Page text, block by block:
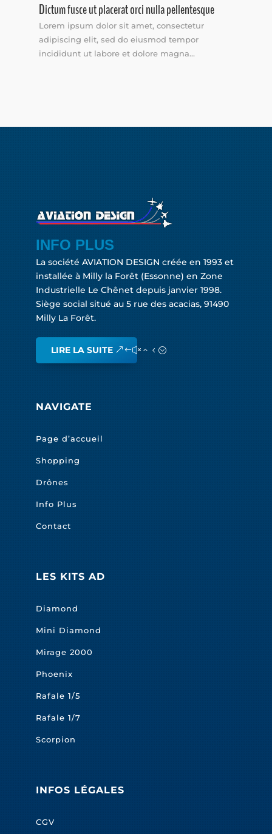
Dictum fusce ut placerat orci nulla pellentesque
Lorem ipsum dolor sit amet, consectetur
adipiscing elit, sed do eiusmod tempor
incididunt ut labore et dolore magna...
INFO PLUS
La société AVIATION DESIGN créée en 1993 et
installée à Milly la Forêt (Essonne) en Zone
Industrielle Le Chênet depuis janvier 1998.
Siège social situé au 5 rue des acacias, 91490
Milly La Forêt.
LIRE LA SUITE
NAVIGATE
Page d’accueil
Shopping
Drônes
Info Plus
Contact
LES KITS AD
Diamond
Mini Diamond
Mirage 2000
Phoenix
Rafale 1/5
Rafale 1/7
Scorpion
INFOS LÉGALES
CGV